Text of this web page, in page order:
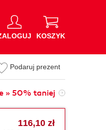
KOSZYK
Podaruj prezent
» 50% taniej
116,10 zł